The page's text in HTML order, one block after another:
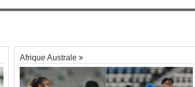
Afrique Australe
7
président Doumbouya en Grèce - Opposition et